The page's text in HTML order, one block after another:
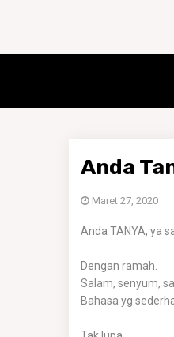
Anda
Maret 27, 2020
Anda TANYA, ya
Dengan ramah.
Salam, senyum,
Bahasa yg